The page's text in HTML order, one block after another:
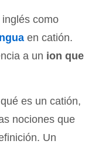
inglés como
en catión.
a un ion que
es un catión,
nociones que
Un